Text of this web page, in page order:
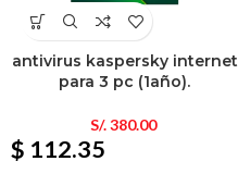
antivirus kaspersky internet
para 3 pc (1año).
S/.380.00
$ 112.35